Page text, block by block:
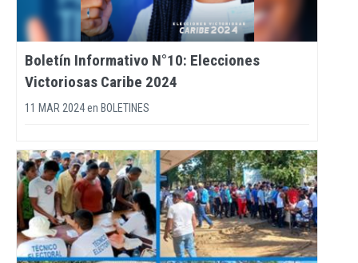
Boletín Informativo N°10: Elecciones
Victoriosas Caribe 2024
11 MAR 2024en BOLETINES